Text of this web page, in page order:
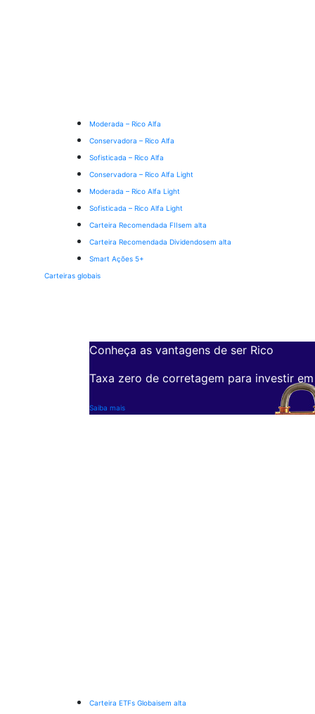
Moderada – Rico Alfa
Conservadora – Rico Alfa
Sofisticada – Rico Alfa
Conservadora – Rico Alfa Light
Moderada – Rico Alfa Light
Sofisticada – Rico Alfa Light
Carteira Recomendada FIIsem alta
Carteira Recomendada Dividendosem alta
Smart Ações 5+
Carteiras globais
Conheça as vantagens de ser Rico
Taxa zero de corretagem para investir
Saiba mais
Carteira ETFs Globaisem alta